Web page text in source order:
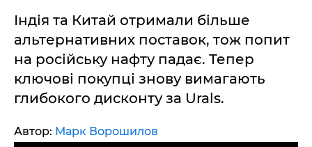
Індія та Китай отримали більше
альтернативних поставок, тож попит
на російську нафту падає. Тепер
ключові покупці знову вимагають
глибокого дисконту за Urals.
Автор: Марк Ворошилов